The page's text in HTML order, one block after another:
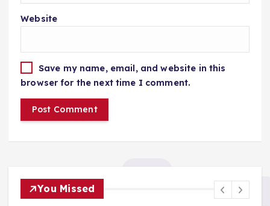
Website
Save my name, email, and website in this
browser for the next time I comment.
You Missed